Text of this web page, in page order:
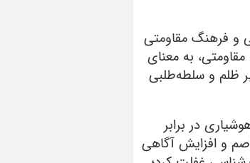
و فرهنگ مقاومتی
به معنای
ظلم و سلطه‌طلبی
در برابر
و افزایش آگاهی